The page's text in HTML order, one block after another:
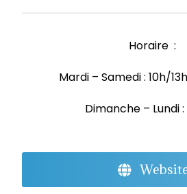
Horaire :
Mardi – Samedi : 10h/
Dimanche – Lundi